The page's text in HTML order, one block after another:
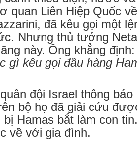
quan Liên Hiệp Quốc
đã kêu gọi một
Nhưng thủ tướng
này. Ông khẳng
gì kêu gọi đầu hàng
đội Israel thông
bộ họ đã giải cứu
bị Hamas bắt làm con
về với gia đình.